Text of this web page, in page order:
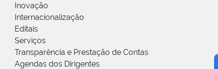
Inovação
Internacionalização
Editais
Serviços
Transparência e Prestação de Contas
Agendas dos Dirigentes